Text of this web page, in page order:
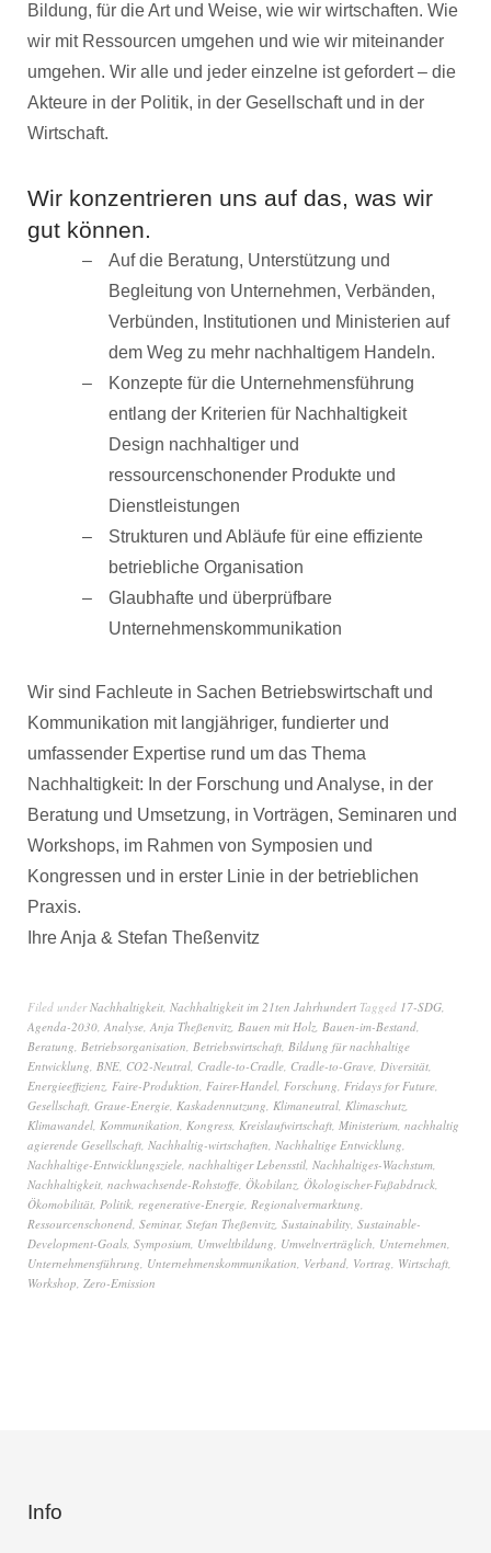
Bildung, für die Art und Weise, wie wir wirtschaften. Wie
wir mit Ressourcen umgehen und wie wir miteinander
umgehen. Wir alle und jeder einzelne ist gefordert – die
Akteure in der Politik, in der Gesellschaft und in der
Wirtschaft.
Wir konzentrieren uns auf das, was wir
gut können.
Auf die Beratung, Unterstützung und
Begleitung von Unternehmen, Verbänden,
Verbünden, Institutionen und Ministerien auf
dem Weg zu mehr nachhaltigem Handeln.
Konzepte für die Unternehmensführung
entlang der Kriterien für Nachhaltigkeit
Design nachhaltiger und
ressourcenschonender Produkte und
Dienstleistungen
Strukturen und Abläufe für eine effiziente
betriebliche Organisation
Glaubhafte und überprüfbare
Unternehmenskommunikation
Wir sind Fachleute in Sachen Betriebswirtschaft und
Kommunikation mit langjähriger, fundierter und
umfassender Expertise rund um das Thema
Nachhaltigkeit: In der Forschung und Analyse, in der
Beratung und Umsetzung, in Vorträgen, Seminaren und
Workshops, im Rahmen von Symposien und
Kongressen und in erster Linie in der betrieblichen
Praxis.
Ihre Anja & Stefan Theßenvitz
Filed underNachhaltigkeit, Nachhaltigkeit im 21ten Jahrhundert Tagged 17-SDG,
Agenda-2030, Analyse, Anja Theßenvitz, Bauen mit Holz, Bauen-im-Bestand,
Beratung, Betriebsorganisation, Betriebswirtschaft, Bildung für nachhaltige
Entwicklung, BNE, CO2-Neutral, Cradle-to-Cradle, Cradle-to-Grave, Diversität,
Energieeffizienz, Faire-Produktion, Fairer-Handel, Forschung, Fridays for Future,
Gesellschaft, Graue-Energie, Kaskadennutzung, Klimaneutral, Klimaschutz,
Klimawandel, Kommunikation, Kongress, Kreislaufwirtschaft, Ministerium, nachhaltig
agierende Gesellschaft, Nachhaltig-wirtschaften, Nachhaltige Entwicklung,
Nachhaltige-Entwicklungsziele, nachhaltiger Lebensstil, Nachhaltiges-Wachstum,
Nachhaltigkeit, nachwachsende-Rohstoffe, Ökobilanz, Ökologischer-Fußabdruck,
Ökomobilität, Politik, regenerative-Energie, Regionalvermarktung,
Ressourcenschonend, Seminar, Stefan Theßenvitz, Sustainability, Sustainable-
Development-Goals, Symposium, Umweltbildung, Umweltverträglich, Unternehmen,
Unternehmensführung, Unternehmenskommunikation, Verband, Vortrag, Wirtschaft,
Workshop, Zero-Emission
Info